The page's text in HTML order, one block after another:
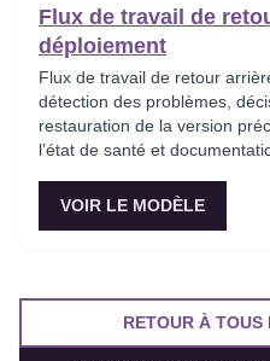
Flux de travail de
déploiement
Flux de travail de retour
détection des problèmes,
restauration de la version
l’état de santé et
VOIR LE MODÈLE
RETOUR À TOUS